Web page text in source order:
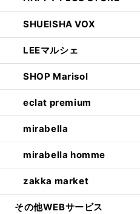
SHUEISHA VOX
LEEマルシェ
SHOP Marisol
eclat premium
mirabella
mirabella homme
zakka market
その他WEBサービス